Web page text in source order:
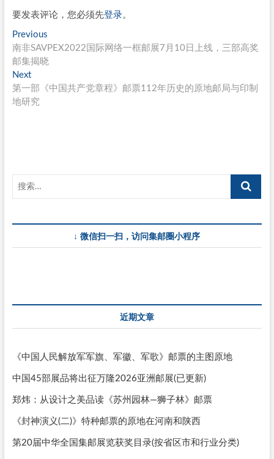
要发表评论，您必须先登录。
文
章
导
航
PreviousPrevious
post:
南非SAVPEX2022国际网络一框邮展7月10日上线，三部高奖
邮集揭晓
NextNext
post:
第一部《中国共产党章程》邮票112年历史的原地邮局与印制
地研究
↓ 微信扫一扫，访问集邮圈小程序
近期文章
《中国人民解放军军旗、军徽、军歌》邮票的主图原地
中国45部展品将出征万隆2026亚洲邮展(已更新)
郑炜：从设计之美品读《苏州园林—狮子林》邮票
《封神演义(二)》特种邮票的原地在河南和陕西
第20届中华全国集邮展览获奖目录(按省区市和行业分类)